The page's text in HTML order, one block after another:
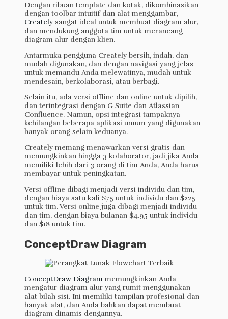
Dengan ribuan template dan kotak, dikombinasikan
dengan toolbar intuitif dan alat menggambar,
Createlysangat ideal untuk membuat diagram alur,
dan mendukung anggota tim untuk merancang
diagram alur dengan klien.
Antarmuka pengguna Creately bersih, indah, dan
mudah digunakan, dan dengan navigasi yang jelas
untuk memandu Anda melewatinya, mudah untuk
mendesain, berkolaborasi, atau berbagi.
Selain itu, ada versi offline dan online untuk dipilih,
dan terintegrasi dengan G Suite dan Atlassian
Confluence. Namun, opsi integrasi tampaknya
kehilangan beberapa aplikasi umum yang digunakan
banyak orang selain keduanya.
Creately memang menawarkan versi gratis dan
memungkinkan hingga 3 kolaborator, jadi jika Anda
memiliki lebih dari 3 orang di tim Anda, Anda harus
membayar untuk peningkatan.
Versi offline dibagi menjadi versi individu dan tim,
dengan biaya satu kali $75 untuk individu dan $225
untuk tim. Versi online juga dibagi menjadi individu
dan tim, dengan biaya bulanan $4.95 untuk individu
dan $18 untuk tim.
ConceptDraw Diagram
ConceptDraw Diagram memungkinkan Anda
mengatur diagram alur yang rumit menggunakan
alat bilah sisi. Ini memiliki tampilan profesional dan
banyak alat, dan Anda bahkan dapat membuat
diagram dinamis dengannya.